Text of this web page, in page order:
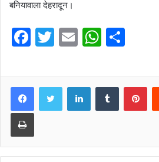
बनियावाला देहरादून।
F
c
e
b
o
o
T
itt
er
E
ai
l
W
at
s
A
p
ar
e